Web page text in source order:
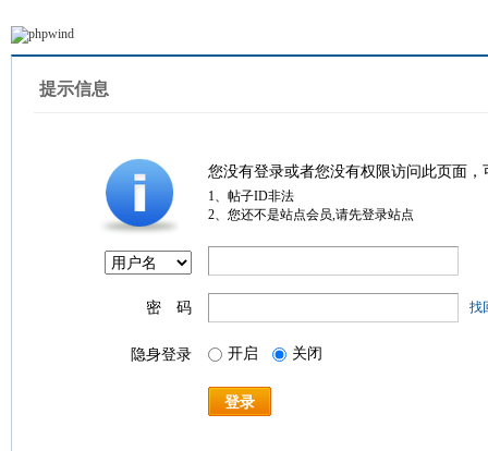
提示信息
您没有登录或者您没有权限访问此页面
1、帖子ID非法
2、您还不是站点会员,请先登录站点
密 码 找
隐身登录 开启 关闭
登录